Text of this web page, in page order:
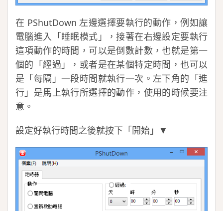
在 PShutDown 左邊選擇要執行的動作，例如讓
電腦進入「睡眠模式」，接著在右邊設定要執行
這項動作的時間，可以是倒數計數，也就是第一
個的「經過」，或者是在某個特定時間，也可以
是「每隔」一段時間就執行一次。左下角的「進
行」是馬上執行所選擇的動作，使用的時候要注
意。
設定好執行時間之後就按下「開始」▼